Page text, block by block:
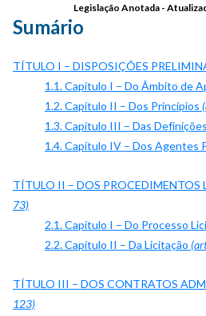
Legislação Anotada -
Sumário
TÍTULO I – DISPOSIÇÕES
1.1. Capítulo I – Do Âmbito de
1.2. Capítulo II – Dos Princípios
1.3. Capítulo III – Das Definições
1.4. Capítulo IV – Dos Agentes
TÍTULO II – DOS PROCEDIMENTOS
73)
2.1. Capítulo I – Do Processo
2.2. Capítulo II – Da Licitação
TÍTULO III – DOS CONTRATOS
123)